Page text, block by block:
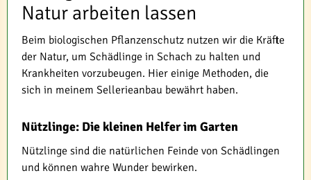
Natur arbeiten lassen
Beim biologischen Pflanzenschutz nutzen wir die Kräfte
der Natur, um Schädlinge in Schach zu halten und
Krankheiten vorzubeugen. Hier einige Methoden, die
sich in meinem Sellerieanbau bewährt haben.
Nützlinge: Die kleinen Helfer im Garten
Nützlinge sind die natürlichen Feinde von Schädlingen
und können wahre Wunder bewirken.